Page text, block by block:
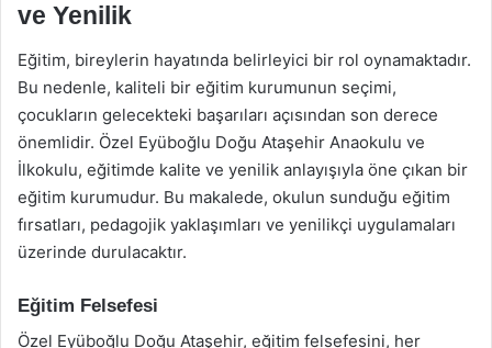
ve Yenilik
Eğitim, bireylerin hayatında belirleyici bir rol oynamaktadır.
Bu nedenle, kaliteli bir eğitim kurumunun seçimi,
çocukların gelecekteki başarıları açısından son derece
önemlidir. Özel Eyüboğlu Doğu Ataşehir Anaokulu ve
İlkokulu, eğitimde kalite ve yenilik anlayışıyla öne çıkan bir
eğitim kurumudur. Bu makalede, okulun sunduğu eğitim
fırsatları, pedagojik yaklaşımları ve yenilikçi uygulamaları
üzerinde durulacaktır.
Eğitim Felsefesi
Özel Eyüboğlu Doğu Ataşehir, eğitim felsefesini, her